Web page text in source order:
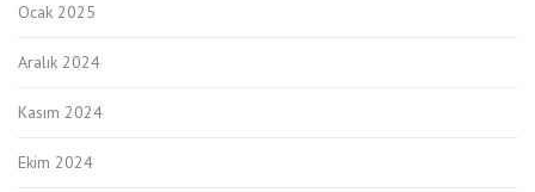
Ocak 2025
Aralık 2024
Kasım 2024
Ekim 2024